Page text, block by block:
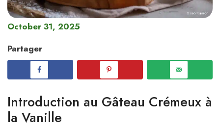
October 31, 2025
Partager
Introduction au Gâteau Crémeux à
la Vanille